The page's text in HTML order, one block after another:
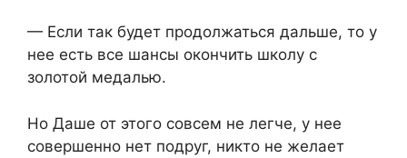
— Если так будет продолжаться дальше, то у
нее есть все шансы окончить школу с
золотой медалью.
Но Даше от этого совсем не легче, у нее
совершенно нет подруг, никто не желает